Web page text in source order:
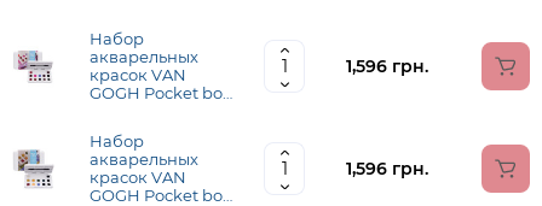
+ кисточка, Royal
Talens
Набор
акварельных
красок VAN
GOGH Pocket box
Royal Talens
1,596 грн.
Набор
акварельных
красок VAN
GOGH Pocket box
1,596 грн.